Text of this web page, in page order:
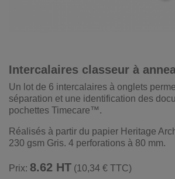
Intercalaires classeur à
Un lot de 6 intercalaires à onglets
séparation et une identification des
pochettes Timecare™.
Réalisés à partir du papier Heritage
230 gsm Gris. 4 perforations à 80 mm.
Prix: 8.62 HT (10,34 € TTC)